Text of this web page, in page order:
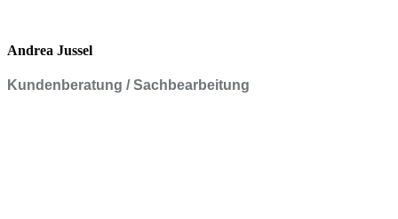
Andrea Jussel
Kundenberatung / Sachbearbeitung